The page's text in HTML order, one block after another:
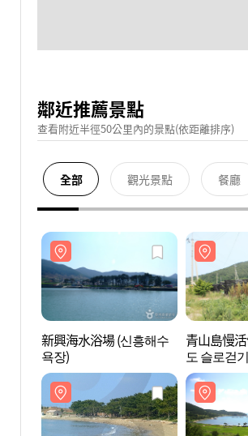
鄰近推薦景點
查看附近半徑50公里內的景點(依距離排序)
全部 觀光景點 餐廳
新興海水浴場 (신흥해수
욕장)
青山島慢
도 슬로걷